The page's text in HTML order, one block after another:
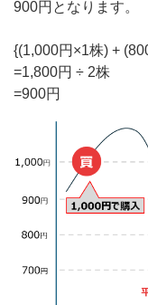
900円となります。
{(1,000円×1株) +
=1,800円 ÷ 2株
=900円